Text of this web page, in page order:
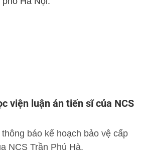
viện luận án tiến sĩ của NCS
báo kế hoạch bảo vệ cấp
NCS Trần Phú Hà.